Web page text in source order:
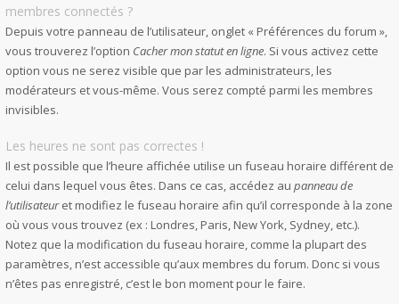
membres connectés ?
Depuis votre panneau de l’utilisateur, onglet « Préférences du forum »,
vous trouverez l’option Cacher mon statut en ligne. Si vous activez cette
option vous ne serez visible que par les administrateurs, les
modérateurs et vous-même. Vous serez compté parmi les membres
invisibles.
Les heures ne sont pas correctes !
Il est possible que l’heure affichée utilise un fuseau horaire différent de
celui dans lequel vous êtes. Dans ce cas, accédez au panneau de
l’utilisateuret modifiez le fuseau horaire afin qu’il corresponde à la zone
où vous vous trouvez (ex : Londres, Paris, New York, Sydney, etc.).
Notez que la modification du fuseau horaire, comme la plupart des
paramètres, n’est accessible qu’aux membres du forum. Donc si vous
n’êtes pas enregistré, c’est le bon moment pour le faire.